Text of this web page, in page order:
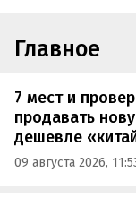
Главное
7 мест и
продавать
дешевле
09 августа 2026,